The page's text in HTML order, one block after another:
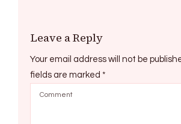
Leave a Reply
Your email address will not be
fields are marked *